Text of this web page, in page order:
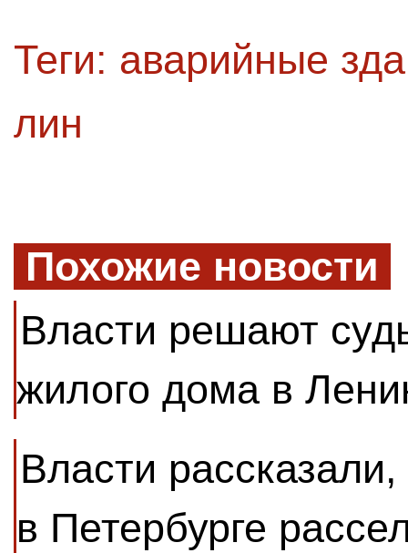
Теги: аварийные
лин
Похожие новости
Власти решают
жилого дома в
Власти
в Петербурге